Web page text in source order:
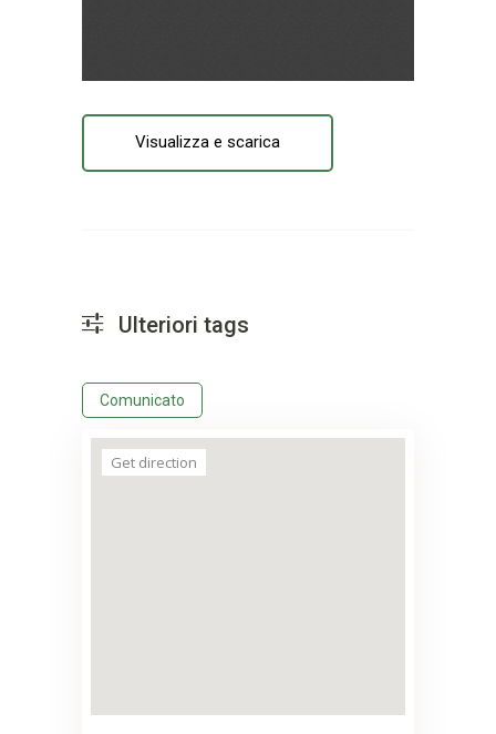
Visualizza e scarica
Ulteriori tags
Comunicato
Get direction